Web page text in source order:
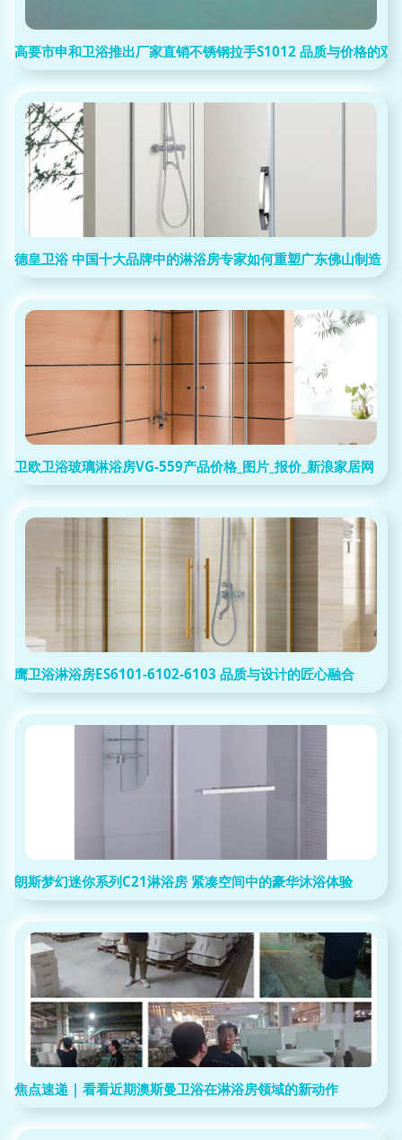
高要市申和卫浴推出厂家直销不锈钢拉手S1012 品质与价格的双
德皇卫浴 中国十大品牌中的淋浴房专家如何重塑广东佛山制造
卫欧卫浴玻璃淋浴房VG-559产品价格_图片_报价_新浪家居网
鹰卫浴淋浴房ES6101-6102-6103 品质与设计的匠心融合
朗斯梦幻迷你系列C21淋浴房 紧凑空间中的豪华沐浴体验
焦点速递 | 看看近期澳斯曼卫浴在淋浴房领域的新动作